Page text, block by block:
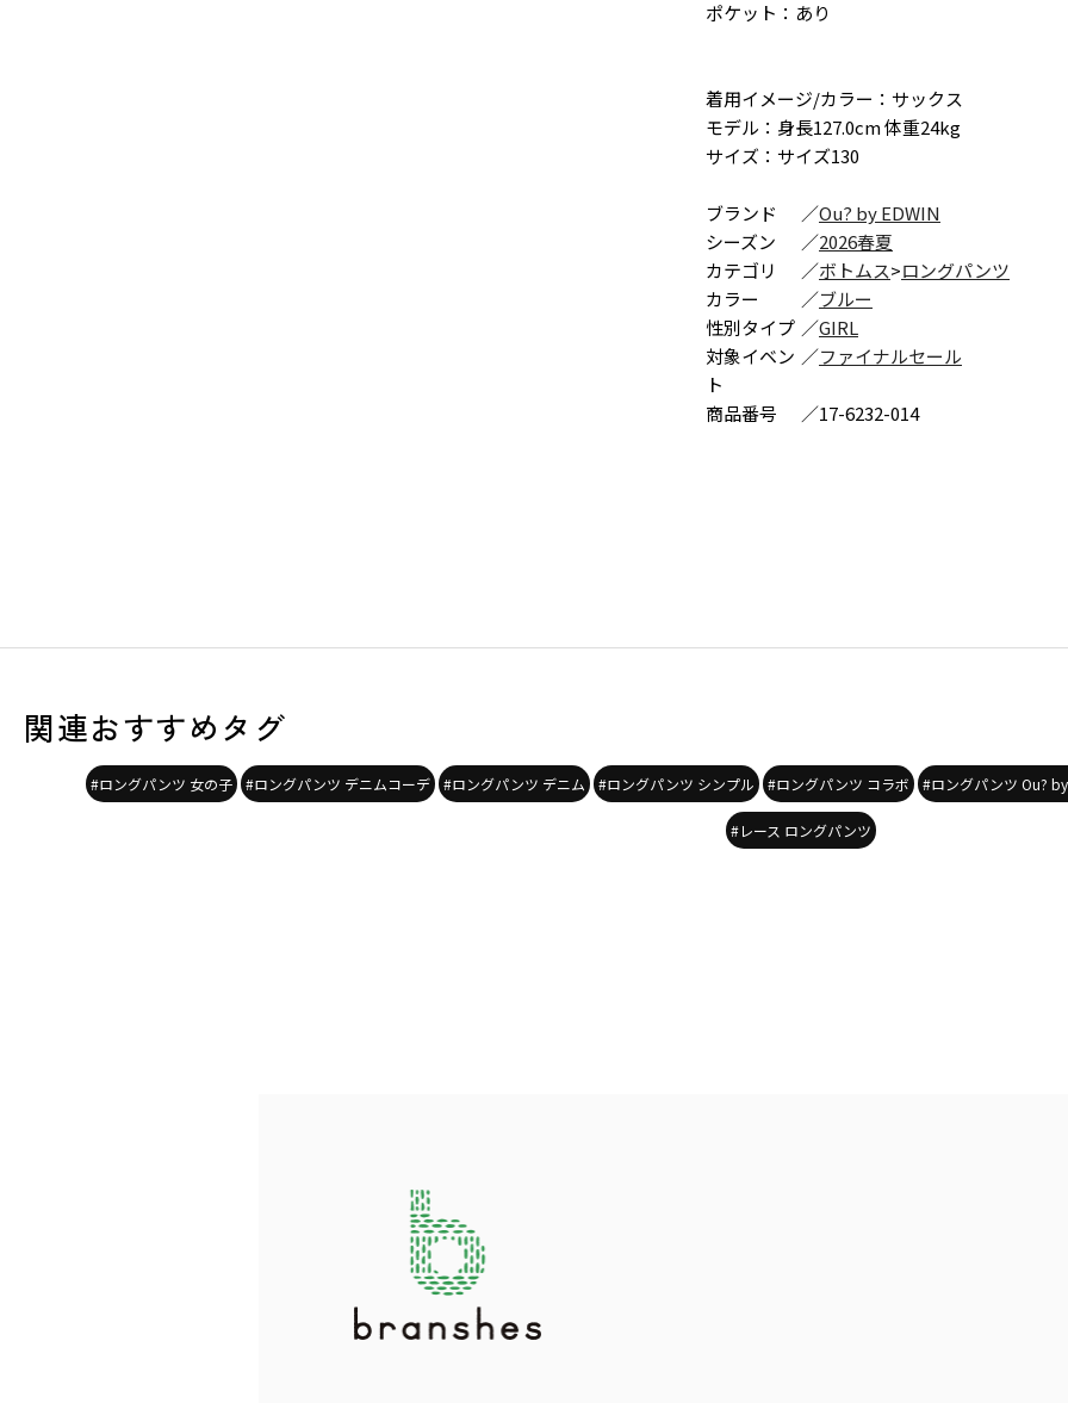
ポケット：あり
着用イメージ/カラー：サックス
モデル：身長127.0cm 体重24kg
サイズ：サイズ130
ブランド ／Ou? by EDWIN
シーズン
／2026春夏
カテゴリ
／ボトムス>ロングパンツ
カラー
／ブルー
性別タイプ ／GIRL
対象イベン
ト
／ファイナルセール
商品番号 ／17-6232-014
関連おすすめタグ
#ロングパンツ 女の子 #ロングパンツ デニムコーデ #ロングパンツ デニム #ロングパンツ シンプル #ロングパンツ コラボ #ロングパンツ Ou?
#レース ロングパンツ